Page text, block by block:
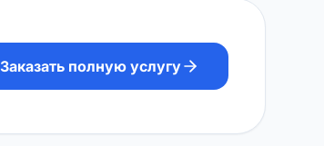
Заказать полную услугу